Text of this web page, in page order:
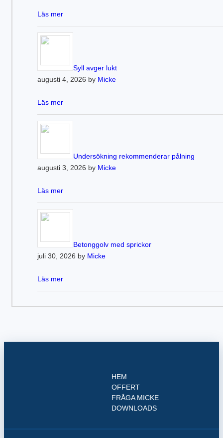
Läs mer
Syll avger lukt
augusti 4, 2026 by Micke
Läs mer
Undersökning rekommenderar pålning
augusti 3, 2026 by Micke
Läs mer
Betonggolv med sprickor
juli 30, 2026 by Micke
Läs mer
HEM
OFFERT
FRÅGA MICKE
DOWNLOADS